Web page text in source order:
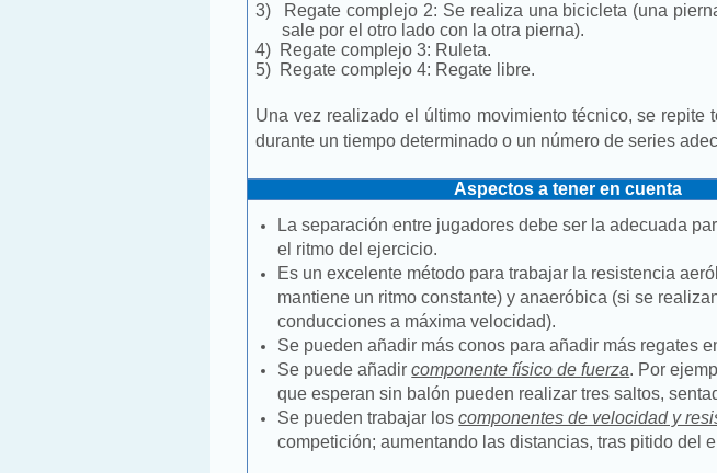
3)
Regate complejo 2: Se realiza una bicicleta (una
sale por el otro lado con la otra pierna).
4) Regate complejo 3: Ruleta.
5) Regate complejo 4: Regate libre.
Una vez realizado el último movimiento técnico, se repite
durante un tiempo determinado o un número de series
Aspectos a tener en cuenta
La separación entre jugadores debe ser la adecuada
el ritmo del ejercicio.
Es un excelente método para trabajar la resistencia
mantiene un ritmo constante) y anaeróbica (si se
conducciones a máxima velocidad).
Se pueden añadir más conos para añadir más regates
Se puede añadircomponente físico de fuerza. Por
que esperan sin balón pueden realizar tres saltos,
Se pueden trabajar loscomponentes de velocidad y
competición; aumentando las distancias, tras pitido del